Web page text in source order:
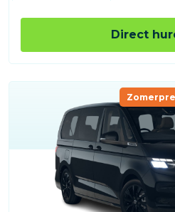
Direct